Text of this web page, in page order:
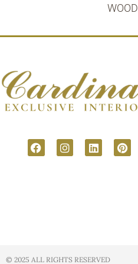
WOOD
© 2025 ALL RIGHTS RESERVED​